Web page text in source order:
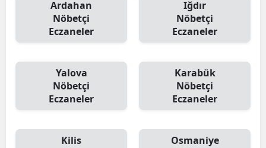
Ardahan
Nöbetçi
Eczaneler
Iğdır
Nöbetçi
Eczaneler
Yalova
Nöbetçi
Eczaneler
Karabük
Nöbetçi
Eczaneler
Kilis
Osmaniye